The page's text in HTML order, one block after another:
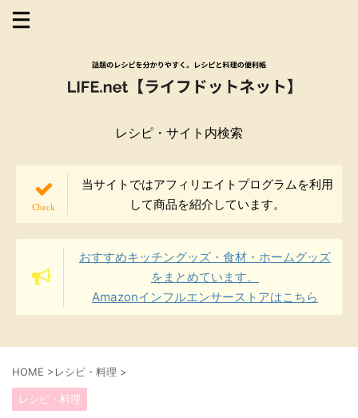
レシピ・サイト内検索
当サイトではアフィリエイトプログラムを利用
して商品を紹介しています。
おすすめキッチングッズ・食材・ホームグッズ
をまとめています。
Amazonインフルエンサーストアはこちら
HOME >レシピ・料理 >
レシピ・料理